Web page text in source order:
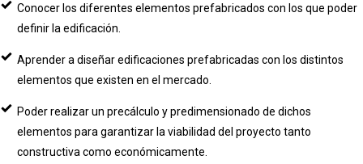
Conocer los diferentes elementos prefabricados con los que poder
definir la edificación.
Aprender a diseñar edificaciones prefabricadas con los distintos
elementos que existen en el mercado.
Poder realizar un precálculo y predimensionado de dichos
elementos para garantizar la viabilidad del proyecto tanto
constructiva como económicamente.